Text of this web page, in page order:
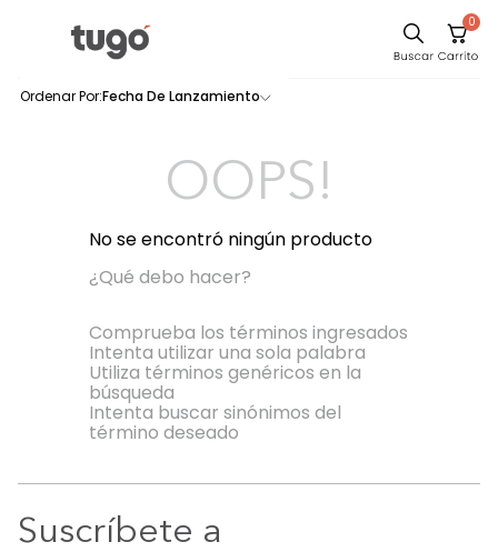
0
Fecha De Lanzamiento
0productos
OOPS!
No se encontró ningún producto
¿Qué debo hacer?
Comprueba los términos ingresados
Intenta utilizar una sola palabra
Utiliza términos genéricos en la
búsqueda
Intenta buscar sinónimos del
término deseado
Suscríbete a
Sofa
Cuadros
Cama
Mesa Centro
Mesa Noche